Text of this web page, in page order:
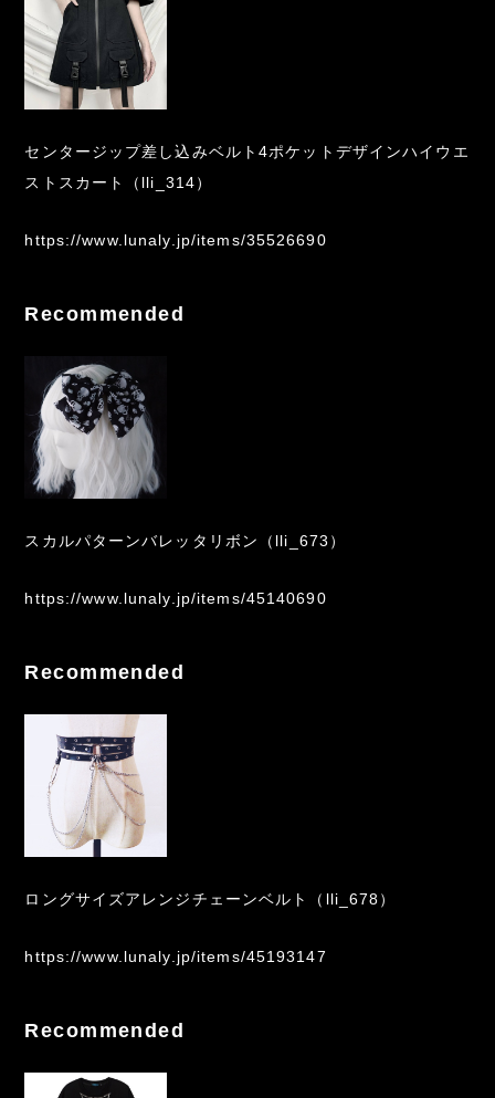
センタージップ差し込みベルト4ポケットデザインハイウエ
ストスカート（lli_314）
https://www.lunaly.jp/items/35526690
Recommended
スカルパターンバレッタリボン（lli_673）
https://www.lunaly.jp/items/45140690
Recommended
ロングサイズアレンジチェーンベルト（lli_678）
https://www.lunaly.jp/items/45193147
Recommended